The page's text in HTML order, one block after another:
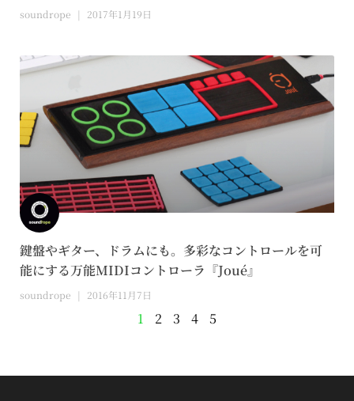
soundrope 2017年1月19日
鍵盤やギター、ドラムにも。多彩なコントロールを可
能にする万能MIDIコントローラ『Joué』
soundrope 2016年11月7日
1 2 3 4 5